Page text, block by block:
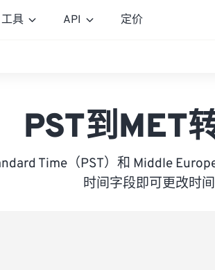
工具 API 定价
PST到MET
Time（PST）和 Middle
时间字段即可更改时间